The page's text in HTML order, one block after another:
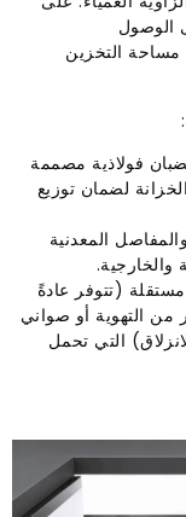
الوصول
التخزين
فولاذية مصممة
لضمان توزيع
المعدنية
والخارجية.
(تتوفر عادةً
التهوية أو صواني
التي تحمل